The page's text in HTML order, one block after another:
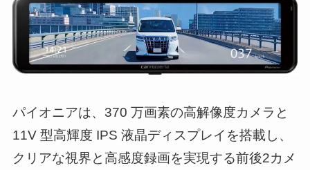
パイオニアは、370 万画素の高解像度カメラと
11V 型高輝度 IPS 液晶ディスプレイを搭載し、
クリアな視界と高感度録画を実現する前後2カメ